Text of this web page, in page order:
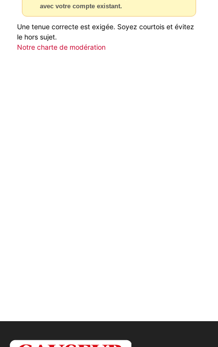
avec votre compte existant.
Une tenue correcte est exigée. Soyez courtois et évitez
le hors sujet.
Notre charte de modération